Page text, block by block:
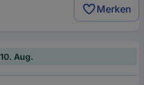
Merken
Aug.